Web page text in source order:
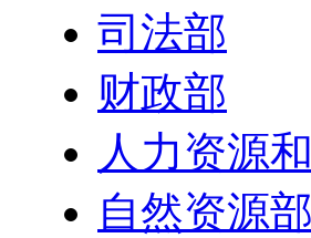
司法部
财政部
人力资源
自然资源部